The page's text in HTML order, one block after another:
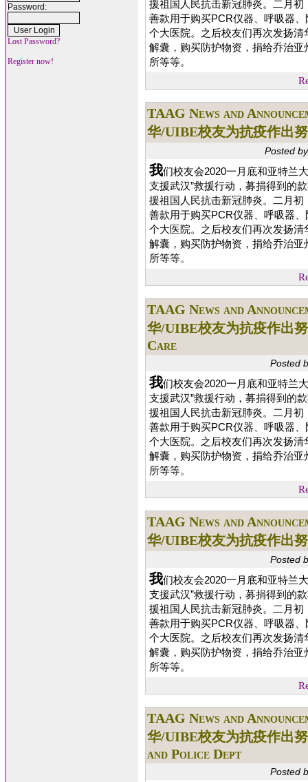
Password:
Lost Password?
Register now!
援祖国人民抗击新冠肺炎。二月
善款用于购买PCR仪器、呼吸器
个大医院。之后校友们再次发扬清
解囊，购买防护物资，捐给乔治
所等等。
TAAG News and
华/UIBE校友为抗疫作出
Posted
我们校友会2020一月底和亚特兰
支援武汉”救援行动，募捐得到的
援祖国人民抗击新冠肺炎。二月
善款用于购买PCR仪器、呼吸器
个大医院。之后校友们再次发扬清
解囊，购买防护物资，捐给乔治
所等等。
TAAG News and
华/UIBE校友为抗疫作出
Care
Posted
我们校友会2020一月底和亚特兰
支援武汉”救援行动，募捐得到的
援祖国人民抗击新冠肺炎。二月
善款用于购买PCR仪器、呼吸器
个大医院。之后校友们再次发扬清
解囊，购买防护物资，捐给乔治
所等等。
TAAG News and
华/UIBE校友为抗疫作出
Posted
我们校友会2020一月底和亚特兰
支援武汉”救援行动，募捐得到的
援祖国人民抗击新冠肺炎。二月
善款用于购买PCR仪器、呼吸器
个大医院。之后校友们再次发扬清
解囊，购买防护物资，捐给乔治
所等等。
TAAG News and
华/UIBE校友为抗疫作出
and Police Dept
Posted